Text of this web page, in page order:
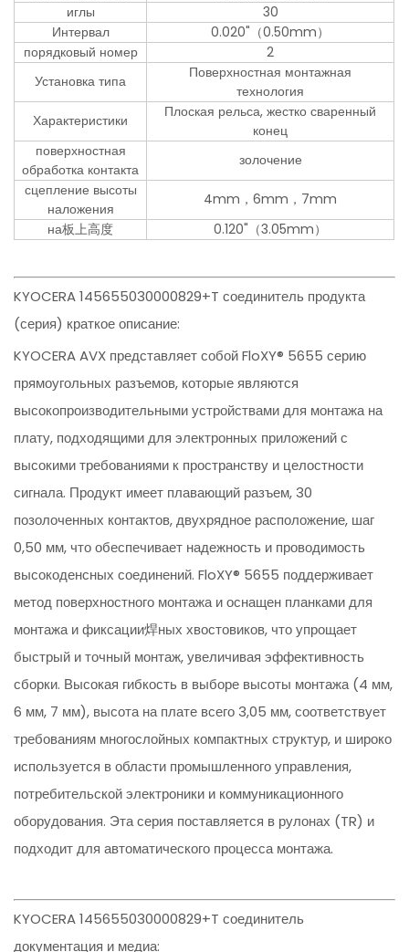
иглы
30
Интервал
0.020"（0.50mm）
порядковый номер
2
Установка типа
Поверхностная монтажная
технология
Характеристики
Плоская рельса, жестко сваренный
конец
поверхностная
обработка контакта
золочение
сцепление высоты
наложения
4mm，6mm，7mm
на板上高度
0.120"（3.05mm）
KYOCERA 145655030000829+T соединитель продукта
(серия) краткое описание:
KYOCERA AVX представляет собой FloXY® 5655 серию
прямоугольных разъемов, которые являются
высокопроизводительными устройствами для монтажа на
плату, подходящими для электронных приложений с
высокими требованиями к пространству и целостности
сигнала. Продукт имеет плавающий разъем, 30
позолоченных контактов, двухрядное расположение, шаг
0,50 мм, что обеспечивает надежность и проводимость
высокоденсных соединений. FloXY® 5655 поддерживает
метод поверхностного монтажа и оснащен планками для
монтажа и фиксации焊ных хвостовиков, что упрощает
быстрый и точный монтаж, увеличивая эффективность
сборки. Высокая гибкость в выборе высоты монтажа (4 мм,
6 мм, 7 мм), высота на плате всего 3,05 мм, соответствует
требованиям многослойных компактных структур, и широко
используется в области промышленного управления,
потребительской электроники и коммуникационного
оборудования. Эта серия поставляется в рулонах (TR) и
подходит для автоматического процесса монтажа.
KYOCERA 145655030000829+T соединитель
документация и медиа: